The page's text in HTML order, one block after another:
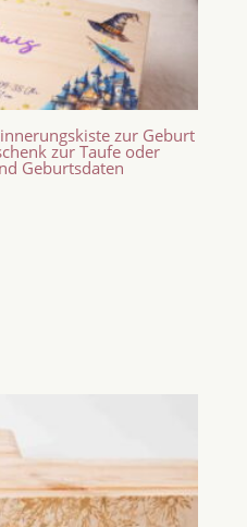
zur Geburt
zur Taufe oder
Geburtsdaten